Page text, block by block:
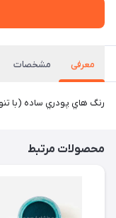
معرفی مشخصات
رنگ هاي پودري ساده (با تنوع ۲۲
محصولات مرتبط